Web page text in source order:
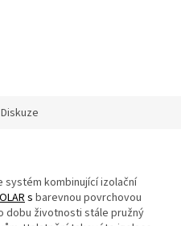
Diskuze
systém kombinující izolační
s barevnou povrchovou
dobu životnosti stále pružný